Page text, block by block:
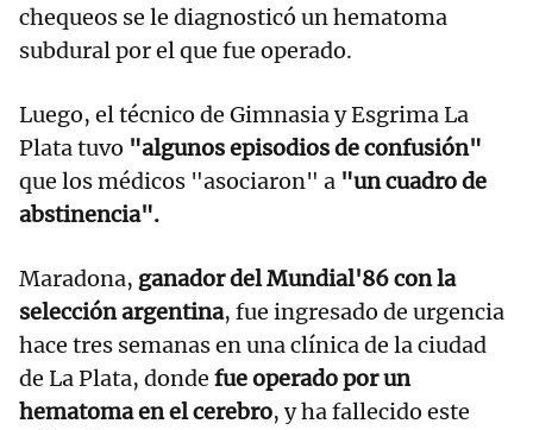
chequeos se le diagnosticó un hematoma
subdural por el que fue operado.
Luego, el técnico de Gimnasia y Esgrima La
Plata tuvo "algunos episodios de confusión"
que los médicos "asociaron" a "un cuadro de
abstinencia".
Maradona, ganador del Mundial'86 con la
selección argentina, fue ingresado de urgencia
hace tres semanas en una clínica de la ciudad
de La Plata, donde fue operado por un
hematoma en el cerebro, y ha fallecido este